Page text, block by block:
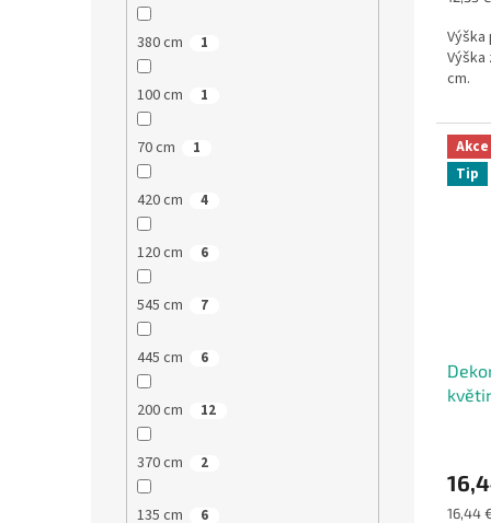
380 cm 1
100 cm 1
70 cm 1
420 cm 4
120 cm 6
545 cm 7
445 cm 6
200 cm 12
370 cm 2
135 cm 6
Výška
Výška
cm.
Akce
Tip
Měrná
16,44